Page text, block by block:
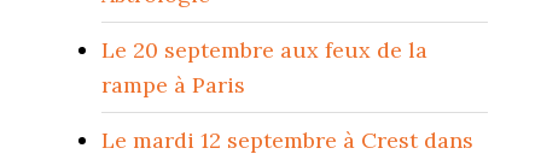
Le 20 septembre aux feux de la
rampe à Paris
Le mardi 12 septembre à Crest dans